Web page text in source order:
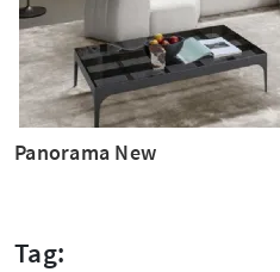
Panorama New
Tag: